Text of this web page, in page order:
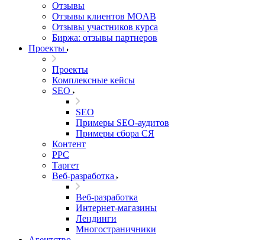
Отзывы
Отзывы клиентов MOAB
Отзывы участников курса
Биржа: отзывы партнеров
Проекты
Проекты
Комплексные кейсы
SEO
SEO
Примеры SEO-аудитов
Примеры сбора СЯ
Контент
PPC
Таргет
Веб-разработка
Веб-разработка
Интернет-магазины
Лендинги
Многостраничники